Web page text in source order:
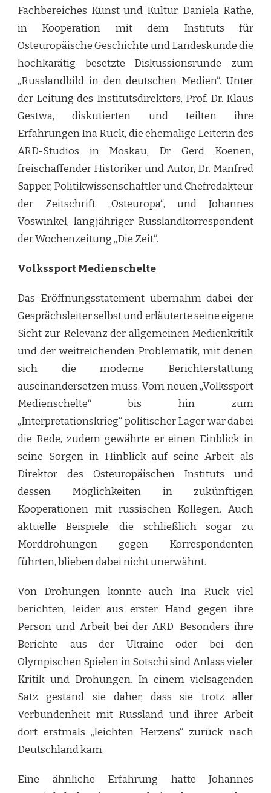
Fachbereiches Kunst und Kultur, Daniela Rathe,
in Kooperation mit dem Instituts für
Osteuropäische Geschichte und Landeskunde die
hochkarätig besetzte Diskussionsrunde zum
„Russlandbild in den deutschen Medien“. Unter
der Leitung des Institutsdirektors, Prof. Dr. Klaus
Gestwa, diskutierten und teilten ihre
Erfahrungen Ina Ruck, die ehemalige Leiterin des
ARD-Studios in Moskau, Dr. Gerd Koenen,
freischaffender Historiker und Autor, Dr. Manfred
Sapper, Politikwissenschaftler und Chefredakteur
der Zeitschrift „Osteuropa“, und Johannes
Voswinkel, langjähriger Russlandkorrespondent
der Wochenzeitung „Die Zeit“.
Volkssport Medienschelte
Das Eröffnungsstatement übernahm dabei der
Gesprächsleiter selbst und erläuterte seine eigene
Sicht zur Relevanz der allgemeinen Medienkritik
und der weitreichenden Problematik, mit denen
sich die moderne Berichterstattung
auseinandersetzen muss. Vom neuen „Volkssport
Medienschelte“ bis hin zum
„Interpretationskrieg“ politischer Lager war dabei
die Rede, zudem gewährte er einen Einblick in
seine Sorgen in Hinblick auf seine Arbeit als
Direktor des Osteuropäischen Instituts und
dessen Möglichkeiten in zukünftigen
Kooperationen mit russischen Kollegen. Auch
aktuelle Beispiele, die schließlich sogar zu
Morddrohungen gegen Korrespondenten
führten, blieben dabei nicht unerwähnt.
Von Drohungen konnte auch Ina Ruck viel
berichten, leider aus erster Hand gegen ihre
Person und Arbeit bei der ARD. Besonders ihre
Berichte aus der Ukraine oder bei den
Olympischen Spielen in Sotschi sind Anlass vieler
Kritik und Drohungen. In einem vielsagenden
Satz gestand sie daher, dass sie trotz aller
Verbundenheit mit Russland und ihrer Arbeit
dort erstmals „leichten Herzens“ zurück nach
Deutschland kam.
Eine ähnliche Erfahrung hatte Johannes